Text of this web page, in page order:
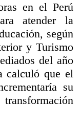
en el Perú
atender la
según
y Turismo
del año
calculó que el
su